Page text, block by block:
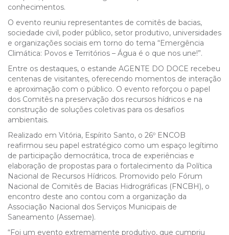
conhecimentos.
O evento reuniu representantes de comitês de bacias,
sociedade civil, poder público, setor produtivo, universidades
e organizações sociais em torno do tema “Emergência
Climática: Povos e Territórios – Água é o que nos une!”.
Entre os destaques, o estande AGENTE DO DOCE recebeu
centenas de visitantes, oferecendo momentos de interação
e aproximação com o público. O evento reforçou o papel
dos Comitês na preservação dos recursos hídricos e na
construção de soluções coletivas para os desafios
ambientais.
Realizado em Vitória, Espírito Santo, o 26º ENCOB
reafirmou seu papel estratégico como um espaço legítimo
de participação democrática, troca de experiências e
elaboração de propostas para o fortalecimento da Política
Nacional de Recursos Hídricos. Promovido pelo Fórum
Nacional de Comitês de Bacias Hidrográficas (FNCBH), o
encontro deste ano contou com a organização da
Associação Nacional dos Serviços Municipais de
Saneamento (Assemae).
“Foi um evento extremamente produtivo, que cumpriu